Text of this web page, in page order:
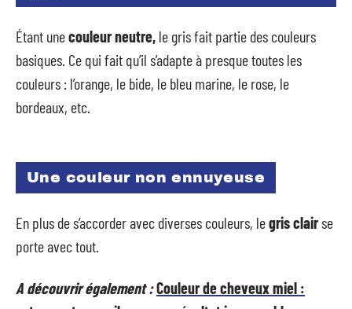
Étant unecouleur neutre, le gris fait partie des couleurs
basiques. Ce qui fait qu’il s’adapte à presque toutes les
couleurs : l’orange, le bide, le bleu marine, le rose, le
bordeaux, etc.
Une couleur non ennuyeuse
En plus de s’accorder avec diverses couleurs, legris clairse
porte avec tout.
A découvrir également :Couleur de cheveux miel :